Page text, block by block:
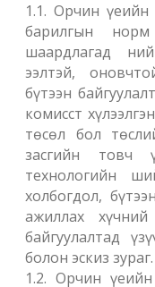
1.1. Орчин үеийн
барилгын
шаардлагад
ээлтэй,
бүтээн
комисст
төсөл бол
засгийн товч
технологийн
холбогдол,
ажиллах
байгуулалтад
болон эскиз зураг.
1.2. Орчин